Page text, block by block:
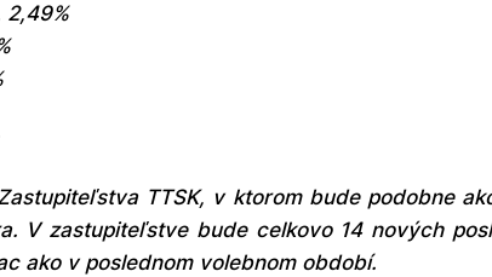
2,49%
TTSK, v ktorom bude podobne
V zastupiteľstve bude celkovo 14 nových
ako v poslednom volebnom období.